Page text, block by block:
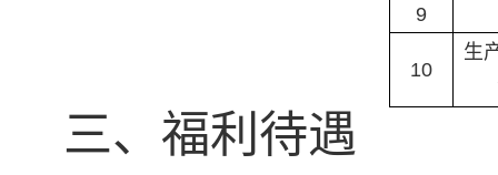
9
10
生
三、福利待遇